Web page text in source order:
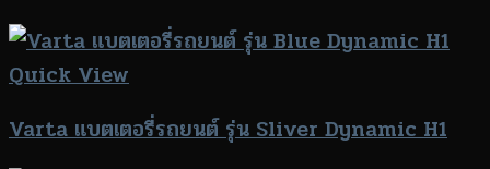
Quick View
Varta แบตเตอรี่รถยนต์ รุ่น Sliver Dynamic H1